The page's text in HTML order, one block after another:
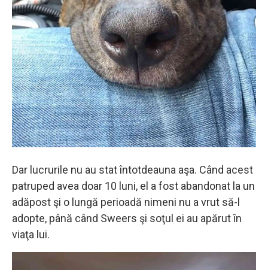
Dar lucrurile nu au stat întotdeauna aşa. Când acest
patruped avea doar 10 luni, el a fost abandonat la un
adăpost şi o lungă perioadă nimeni nu a vrut să-l
adopte, până când Sweers şi soţul ei au apărut în
viaţa lui.